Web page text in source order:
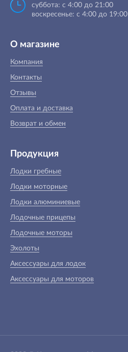
суббота: с 4:00 до 21:00
воскресенье: с 4:00 до 19:00
О магазине
Компания
Контакты
Отзывы
Оплата и доставка
Возврат и обмен
Продукция
Лодки гребные
Лодки моторные
Лодки алюминиевые
Лодочные прицепы
Лодочные моторы
Эхолоты
Аксессуары для лодок
Аксессуары для моторов